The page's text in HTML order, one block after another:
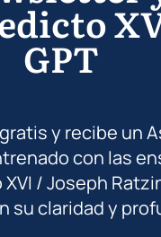
GPT
y recibe un
con las
/ Joseph
su claridad y